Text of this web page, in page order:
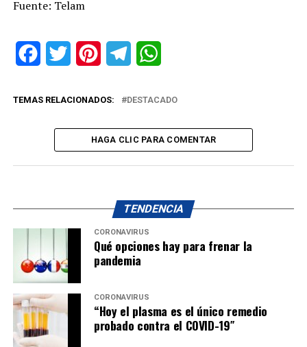
Fuente: Telam
FacebookTwitter PinterestTelegram
TEMAS RELACIONADOS: DESTACADO
HAGA CLIC PARA COMENTAR
TENDENCIA
CORONAVIRUS
Qué opciones hay para frenar la
pandemia
CORONAVIRUS
“Hoy el plasma es el único remedio
probado contra el COVID-19″